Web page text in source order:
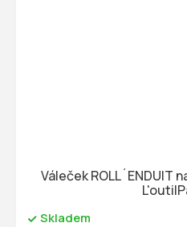
Váleček ROLL´ENDUIT
Skladem